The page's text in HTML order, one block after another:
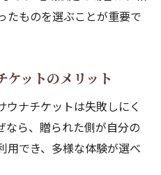
たものを選ぶことが重要で
ケットのメリット
ウナチケットは失敗しにく
なら、贈られた側が自分の
用でき、多様な体験が選べ